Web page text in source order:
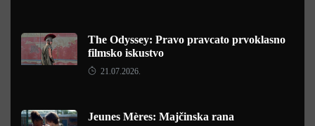
The Odyssey: Pravo pravcato prvoklasno
filmsko iskustvo
21.07.2026.
Jeunes Mères: Majčinska rana